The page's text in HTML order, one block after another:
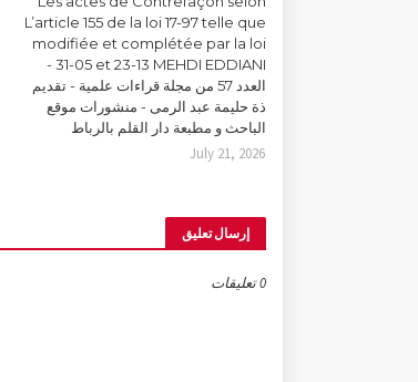
L’article 155 de la loi 17-97 telle que
modifiée et complétée par la loi
31-05 et 23-13 MEHDI EDDIANI -
العدد 57 من مجلة قراءات علمية - تقديم
ذة حليمة عبد الرمى - منشورات موقع
الباحث و مطبعة دار القلم بالرباط
July 21, 2026
إرسال تعليق
0 تعليقات